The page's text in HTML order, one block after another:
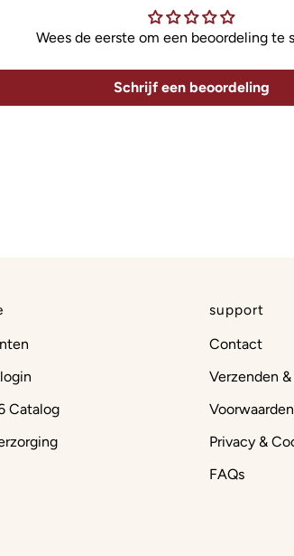
Wees de eerste om een beoordeling te
Schrijf een beoordeling
Catalog
support
Contact
Verzenden
Voorwaarden
Privacy &
FAQs